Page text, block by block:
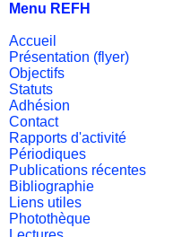
Menu REFH
Accueil
Présentation (flyer)
Objectifs
Statuts
Adhésion
Contact
Rapports d'activité
Périodiques
Publications récentes
Bibliographie
Liens utiles
Photothèque